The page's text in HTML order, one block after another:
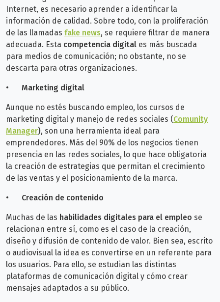
Internet, es necesario aprender a identificar la
información de calidad. Sobre todo, con la proliferación
de las llamadas fake news, se requiere filtrar de manera
adecuada. Esta competencia digital es más buscada
para medios de comunicación; no obstante, no se
descarta para otras organizaciones.
• Marketing digital
Aunque no estés buscando empleo, los cursos de
marketing digital y manejo de redes sociales (Comunity
Manager), son una herramienta ideal para
emprendedores. Más del 90% de los negocios tienen
presencia en las redes sociales, lo que hace obligatoria
la creación de estrategias que permitan el crecimiento
de las ventas y el posicionamiento de la marca.
• Creación de contenido
Muchas de las habilidades digitales para el empleo se
relacionan entre sí, como es el caso de la creación,
diseño y difusión de contenido de valor. Bien sea, escrito
o audiovisual la idea es convertirse en un referente para
los usuarios. Para ello, se estudian las distintas
plataformas de comunicación digital y cómo crear
mensajes adaptados a su público.